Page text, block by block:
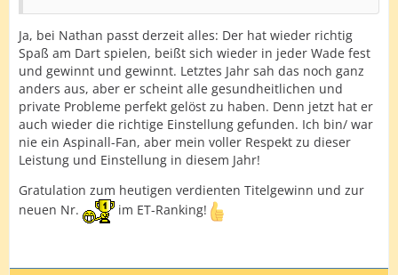
Ja, bei Nathan passt derzeit alles: Der hat wieder richtig
Spaß am Dart spielen, beißt sich wieder in jeder Wade fest
und gewinnt und gewinnt. Letztes Jahr sah das noch ganz
anders aus, aber er scheint alle gesundheitlichen und
private Probleme perfekt gelöst zu haben. Denn jetzt hat er
auch wieder die richtige Einstellung gefunden. Ich bin/ war
nie ein Aspinall-Fan, aber mein voller Respekt zu dieser
Leistung und Einstellung in diesem Jahr!
Gratulation zum heutigen verdienten Titelgewinn und zur
neuen Nr.
im ET-Ranking!